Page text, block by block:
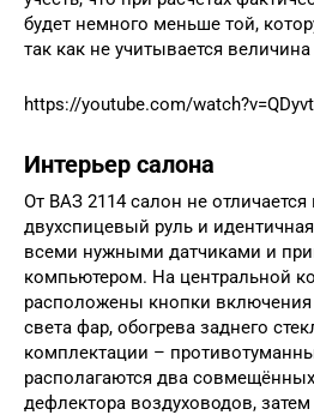
будет немного меньше той,
так как не учитывается
https://youtube.com/
Интерьер салона
От ВАЗ 2114 салон не
двухспицевый руль и
всеми нужными датчиками и
компьютером. На центральной
расположены кнопки включения
света фар, обогрева заднего
комплектации –
располагаются два
дефлектора воздуховодов,